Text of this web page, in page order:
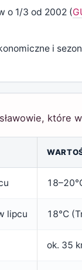
o 1/3 od 2002 (
i
które
lipcu 18°C
ok. 35